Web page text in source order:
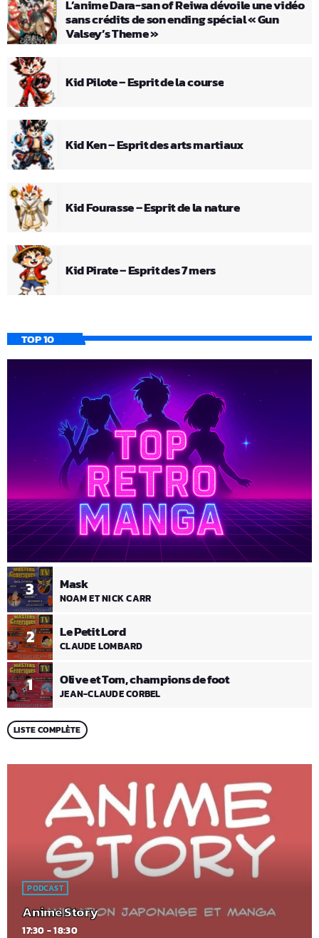
L’anime Dara-san of Reiwa dévoile une vidéo
sans crédits de son ending spécial « Gun
Valsey’s Theme »
Kid Pilote – Esprit de la course
Kid Ken – Esprit des arts martiaux
Kid Fourasse – Esprit de la nature
Kid Pirate – Esprit des 7 mers
TOP 10
1 Olive et Tom, champions de foot
JEAN-CLAUDE CORBEL
2 Le Petit Lord
CLAUDE LOMBARD
3 Mask
NOAM ET NICK CARR
LISTE COMPLÈTE
PODCAST
Anime Story
17:30 - 18:30